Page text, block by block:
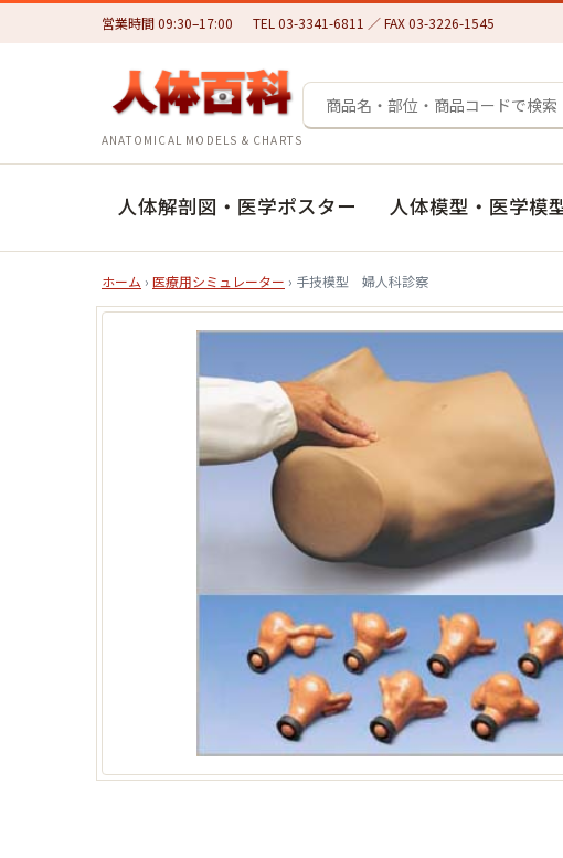
営業時間 09:30–17:00 TEL 03-3341-6811 ／ FAX 03-3226-1545
ANATOMICAL MODELS & CHARTS
人体解剖図・医学ポスター 人体模型・医学模
ホーム › 医療用シミュレーター › 手技模型 婦人科診察